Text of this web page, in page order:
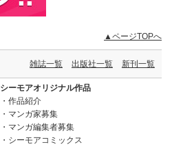
▲ページTOPへ
雑誌一覧 出版社一覧 新刊一覧
シーモアオリジナル作品
作品紹介
マンガ家募集
マンガ編集者募集
シーモアコミックス